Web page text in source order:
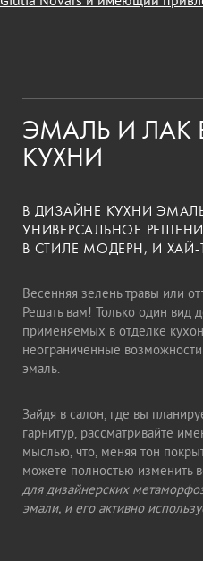
ЭМАЛЬ И ЛАК
КУХНИ
В ДИЗАЙНЕ КУХНИ
УНИВЕРСАЛЬНОЕ
В СТИЛЕ МОДЕРН, И ХАЙ-
Весенняя зелень травы или
Решать вам! Только один вид
применяемых в отделке
неограниченные
эмаль.
Зайдя в салон, где вы
гарнитур, рассматривайте
мыслью, что, меняя тон
можете полностью изменить
для дизайнерских
эмали, и его активно